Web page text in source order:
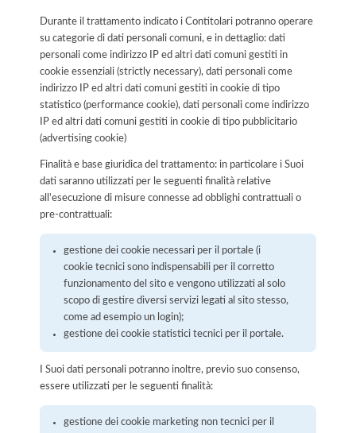
Durante il trattamento indicato i Contitolari potranno operare
su categorie di dati personali comuni, e in dettaglio: dati
personali come indirizzo IP ed altri dati comuni gestiti in
cookie essenziali (strictly necessary), dati personali come
indirizzo IP ed altri dati comuni gestiti in cookie di tipo
statistico (performance cookie), dati personali come indirizzo
IP ed altri dati comuni gestiti in cookie di tipo pubblicitario
(advertising cookie)
Finalità e base giuridica del trattamento: in particolare i Suoi
dati saranno utilizzati per le seguenti finalità relative
all’esecuzione di misure connesse ad obblighi contrattuali o
pre-contrattuali:
gestione dei cookie necessari per il portale (i
cookie tecnici sono indispensabili per il corretto
funzionamento del sito e vengono utilizzati al solo
scopo di gestire diversi servizi legati al sito stesso,
come ad esempio un login);
gestione dei cookie statistici tecnici per il portale.
I Suoi dati personali potranno inoltre, previo suo consenso,
essere utilizzati per le seguenti finalità:
gestione dei cookie marketing non tecnici per il